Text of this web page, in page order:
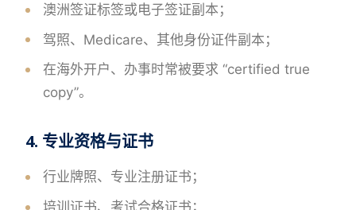
澳洲签证标签或电子签证副本；
驾照、Medicare、其他身份证件副本；
在海外开户、办事时常被要求 “certified true
copy”。
4. 专业资格与证书
行业牌照、专业注册证书；